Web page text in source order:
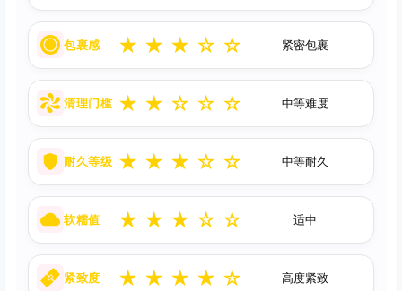
包裹感 ★ ★ ★ ☆ ☆ 紧密包裹
清理门槛 ★ ★ ☆ ☆ ☆ 中等难度
耐久等级 ★ ★ ★ ☆ ☆ 中等耐久
软糯值 ★ ★ ★ ☆ ☆ 适中
紧致度 ★ ★ ★ ★ ☆ 高度紧致